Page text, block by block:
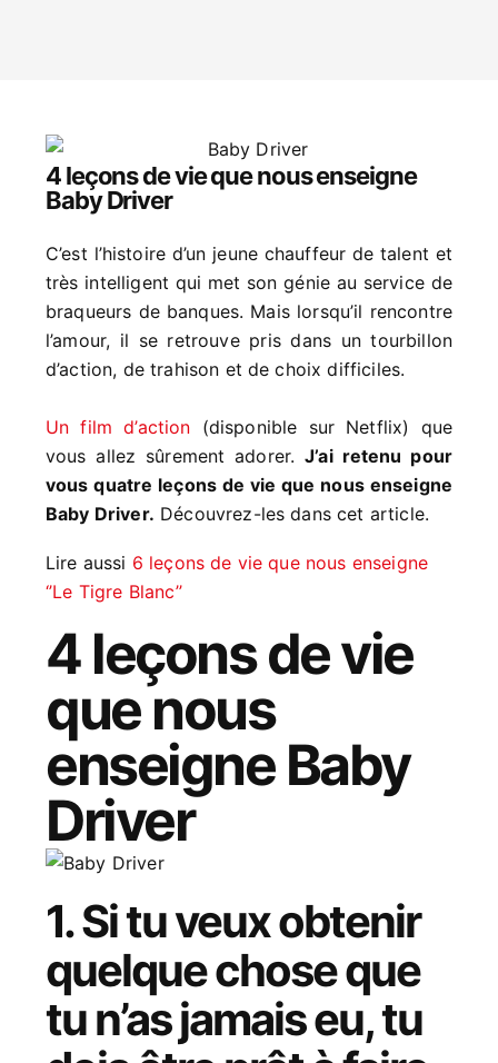
4 leçons de vie que nous enseigne
Baby Driver
C’est l’histoire d’un jeune chauffeur de talent et
très intelligent qui met son génie au service de
braqueurs de banques. Mais lorsqu’il rencontre
l’amour, il se retrouve pris dans un tourbillon
d’action, de trahison et de choix difficiles.
Un film d’action (disponible sur Netflix) que
vous allez sûrement adorer.J’ai retenu pour
vous quatre leçons de vie que nous enseigne
Baby Driver. Découvrez-les dans cet article.
Lire aussi 6 leçons de vie que nous enseigne
‘’Le Tigre Blanc’’
4 leçons de vie
que nous
enseigne Baby
Driver
1. Si tu veux obtenir
quelque chose que
tu n’as jamais eu, tu